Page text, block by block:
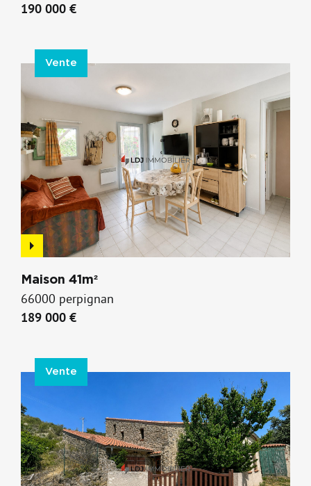
190 000 €
Vente
Maison 41m²
66000 perpignan
189 000 €
Vente